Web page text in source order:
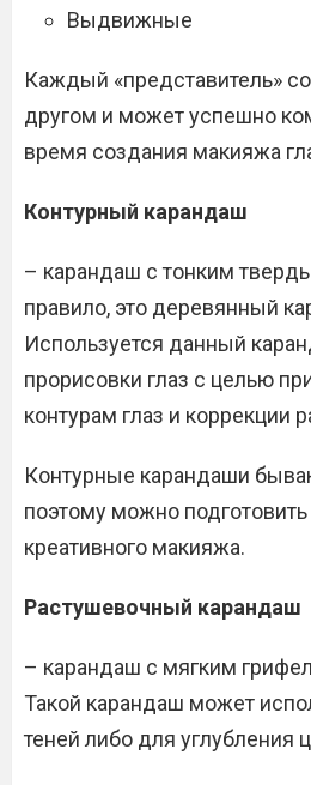
Выдвижные
Каждый «представитель»
другом и может успешно
время создания макияжа
Контурный карандаш
– карандаш с тонким
правило, это деревянный
Используется данный
прорисовки глаз с целью
контурам глаз и коррекции
Контурные карандаши
поэтому можно
креативного макияжа.
Растушевочный карандаш
– карандаш с мягким
Такой карандаш может
теней либо для углубления